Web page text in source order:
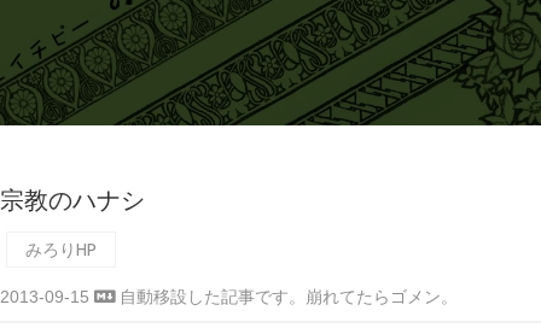
宗教のハナシ
みろりHP
2013-09-15 自動移設した記事です。崩れてたらゴメン。